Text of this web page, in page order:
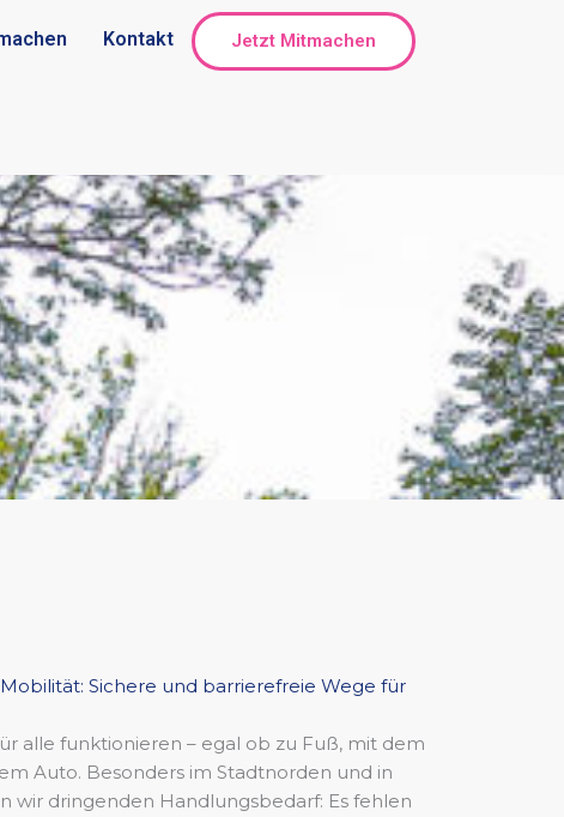
Kontakt Jetzt Mitmachen
Sichere und barrierefreie Wege für
alle funktionieren – egal ob zu Fuß, mit dem
Auto. Besonders im Stadtnorden und in
wir dringenden Handlungsbedarf: Es fehlen